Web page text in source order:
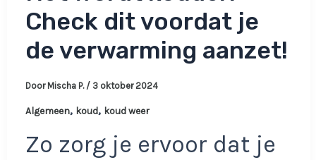
Check dit voordat je
de verwarming aanzet!
Door Mischa P. / 3 oktober 2024
Algemeen, koud, koud weer
Zo zorg je ervoor dat je